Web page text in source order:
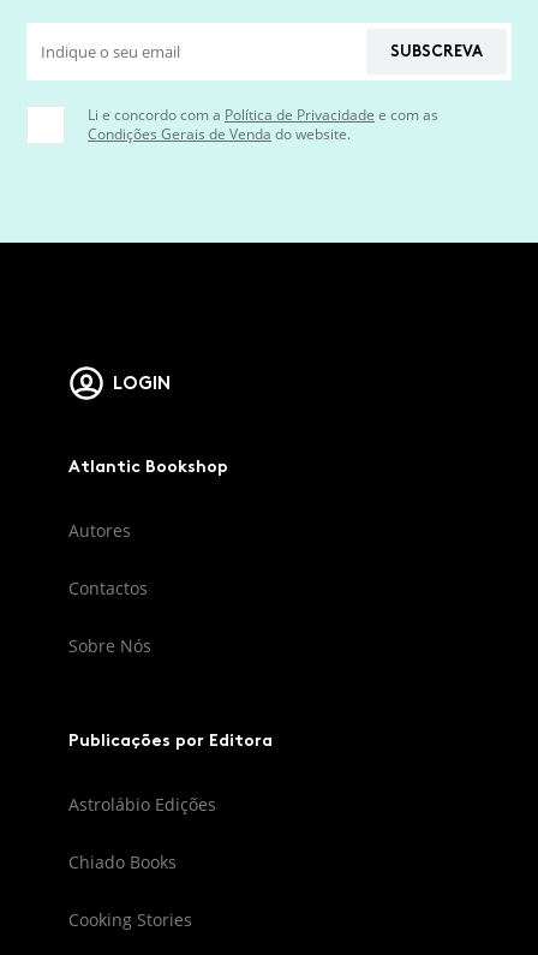
SUBSCREVA
Li e concordo com a Política de Privacidade e com as
Condições Gerais de Venda do website.
LOGIN
Atlantic Bookshop
Autores
Contactos
Sobre Nós
Publicações por Editora
Astrolábio Edições
Chiado Books
Cooking Stories